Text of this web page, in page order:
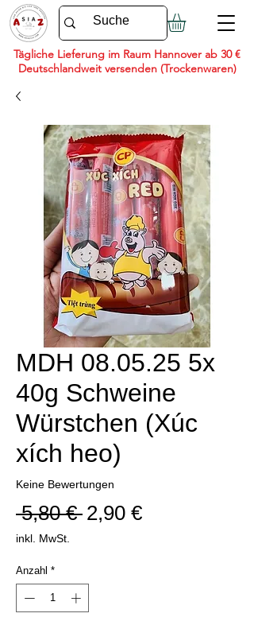
Tägliche Lieferung im Raum Hannover ab 30 €
Deutschlandweit versenden (Trockenwaren)
MDH 08.05.25 5x
40g Schweine
Würstchen (Xúc
xích heo)
Keine Bewertungen
5,80 € Standardpreis
2,90 €Sale-
inkl. MwSt.
Anzahl *